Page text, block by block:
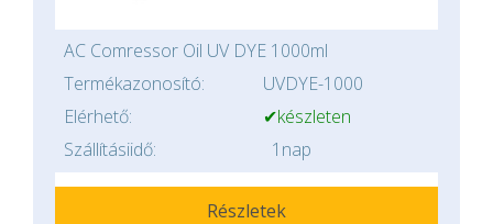
AC Comressor Oil UV DYE 1000ml
Termékazonosító:
UVDYE-1000
Elérhető:
✔készleten
Szállításiidő:
1nap
Részletek